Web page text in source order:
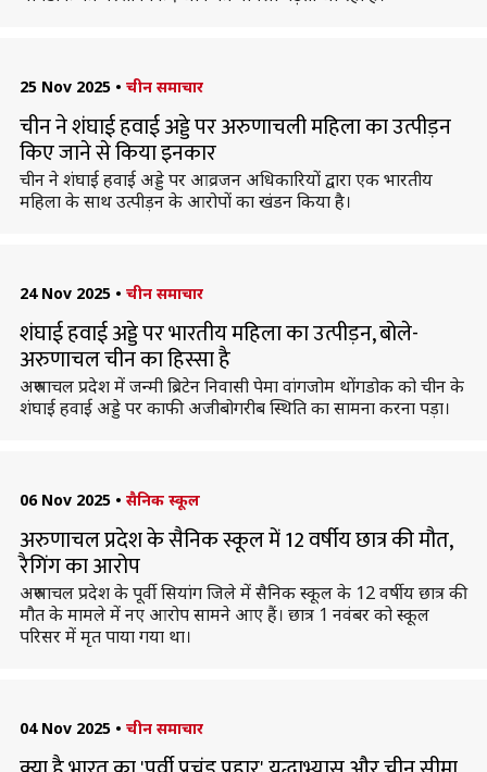
25 Nov 2025 • चीन समाचार
चीन ने शंघाई हवाई अड्डे पर अरुणाचली महिला का उत्पीड़न
किए जाने से किया इनकार
चीन ने शंघाई हवाई अड्डे पर आव्रजन अधिकारियों द्वारा एक भारतीय
महिला के साथ उत्पीड़न के आरोपों का खंडन किया है।
24 Nov 2025 • चीन समाचार
शंघाई हवाई अड्डे पर भारतीय महिला का उत्पीड़न, बोले-
अरुणाचल चीन का हिस्सा है
अरुणाचल प्रदेश में जन्मी ब्रिटेन निवासी पेमा वांगजोम थोंगडोक को चीन के
शंघाई हवाई अड्डे पर काफी अजीबोगरीब स्थिति का सामना करना पड़ा।
06 Nov 2025 • सैनिक स्कूल
अरुणाचल प्रदेश के सैनिक स्कूल में 12 वर्षीय छात्र की मौत,
रैगिंग का आरोप
अरुणाचल प्रदेश के पूर्वी सियांग जिले में सैनिक स्कूल के 12 वर्षीय छात्र की
मौत के मामले में नए आरोप सामने आए हैं। छात्र 1 नवंबर को स्कूल
परिसर में मृत पाया गया था।
04 Nov 2025 • चीन समाचार